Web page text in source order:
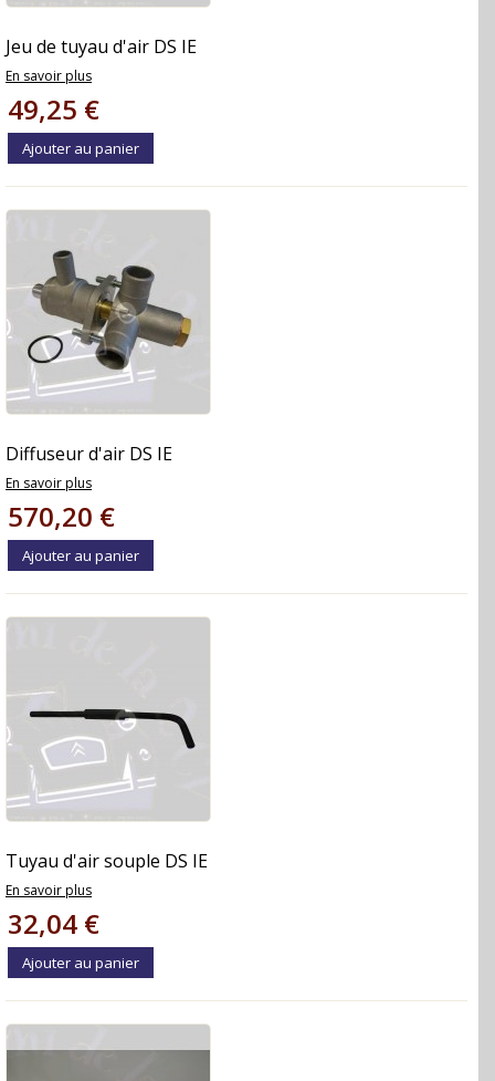
Jeu de tuyau d'air DS IE
En savoir plus
49,25 €
Ajouter au panier
Diffuseur d'air DS IE
En savoir plus
570,20 €
Ajouter au panier
Tuyau d'air souple DS IE
En savoir plus
32,04 €
Ajouter au panier